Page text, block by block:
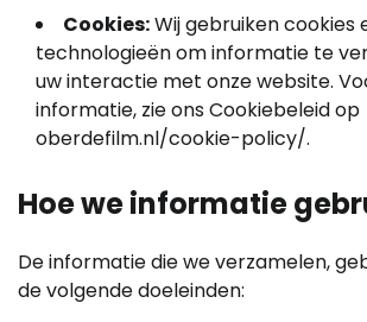
Cookies:Wij gebruiken cookies
technologieën om informatie te
uw interactie met onze website.
informatie, zie ons Cookiebeleid op
oberdefilm.nl/cookie-policy/.
Hoe we informatie
De informatie die we verzamelen,
de volgende doeleinden: